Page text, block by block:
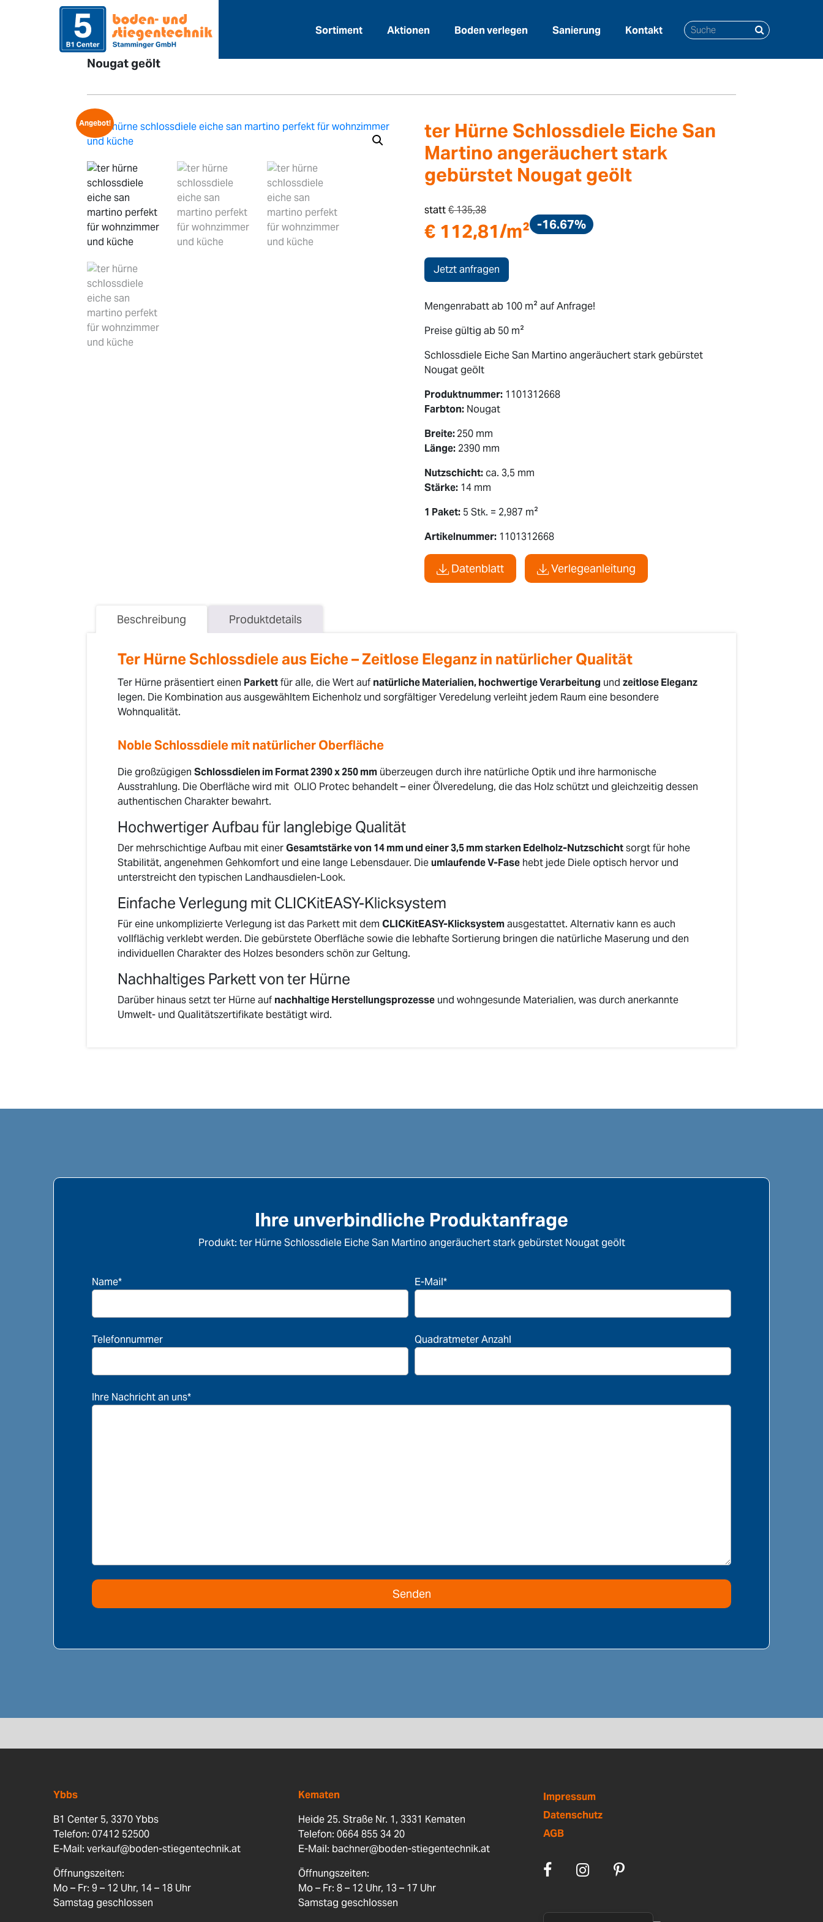
Sortiment Aktionen Boden verlegen Sanierung Kontakt
Home > Sortiment
Nougat geölt
Angebot!
ter Hürne Schlossdiele Eiche San
Martino angeräuchert stark
gebürstet Nougat geölt
statt€135,38
€ 112,81/m² -16.67%
Jetzt anfragen
Mengenrabatt ab 100 m² auf Anfrage!
Preise gültig ab 50 m²
Schlossdiele Eiche San Martino angeräuchert stark gebürstet
Nougat geölt
Produktnummer: 1101312668
Farbton: Nougat
Breite:250 mm
Länge: 2390 mm
Nutzschicht:ca. 3,5 mm
Stärke: 14 mm
1 Paket: 5 Stk. = 2,987 m²
Artikelnummer: 1101312668
Datenblatt Verlegeanleitung
Beschreibung Produktdetails
Ter Hürne Schlossdiele aus Eiche – Zeitlose Eleganz in natürlicher Qualität
Ter Hürne präsentiert einen Parkettfür alle, die Wert auf natürliche Materialien, hochwertige Verarbeitung und zeitlose Eleganz
legen. Die Kombination aus ausgewähltem Eichenholz und sorgfältiger Veredelung verleiht jedem Raum eine besondere
Wohnqualität.
Noble Schlossdiele mit natürlicher Oberfläche
Die großzügigen Schlossdielen im Format 2390 x 250 mm überzeugen durch ihre natürliche Optik und ihre harmonische
Ausstrahlung. Die Oberfläche wird mit OLIO Protec behandelt – einer Ölveredelung, die das Holz schützt und gleichzeitig dessen
authentischen Charakter bewahrt.
Hochwertiger Aufbau für langlebige Qualität
Der mehrschichtige Aufbau mit einerGesamtstärke von 14 mm und einer 3,5 mm starken Edelholz-Nutzschichtsorgt für hohe
Stabilität, angenehmen Gehkomfort und eine lange Lebensdauer. Dieumlaufende V-Fase hebt jede Diele optisch hervor und
unterstreicht den typischen Landhausdielen-Look.
Einfache Verlegung mit CLICKitEASY-Klicksystem
Für eine unkomplizierte Verlegung ist das Parkett mit dem CLICKitEASY-Klicksystemausgestattet. Alternativ kann es auch
vollflächig verklebt werden. Die gebürstete Oberfläche sowie die lebhafte Sortierung bringen die natürliche Maserung und den
individuellen Charakter des Holzes besonders schön zur Geltung.
Nachhaltiges Parkett von ter Hürne
Darüber hinaus setzt ter Hürne auf nachhaltige Herstellungsprozesse und wohngesunde Materialien, was durch anerkannte
Umwelt- und Qualitätszertifikate bestätigt wird.
Ihre unverbindliche Produktanfrage
Produkt: ter Hürne Schlossdiele Eiche San Martino angeräuchert stark gebürstet Nougat geölt
Name* E-Mail*
Telefonnummer Quadratmeter Anzahl
Ihre Nachricht an uns*
Ybbs
B1 Center 5, 3370 Ybbs
Telefon: 07412 52500
E-Mail: verkauf@boden-stiegentechnik.at
Öffnungszeiten:
Mo – Fr: 9 – 12 Uhr, 14 – 18 Uhr
Samstag geschlossen
Kematen
Heide 25. Straße Nr. 1, 3331 Kematen
Telefon: 0664 855 34 20
E-Mail: bachner@boden-stiegentechnik.at
Öffnungszeiten:
Mo – Fr: 8 – 12 Uhr, 13 – 17 Uhr
Samstag geschlossen
Impressum
Datenschutz
AGB